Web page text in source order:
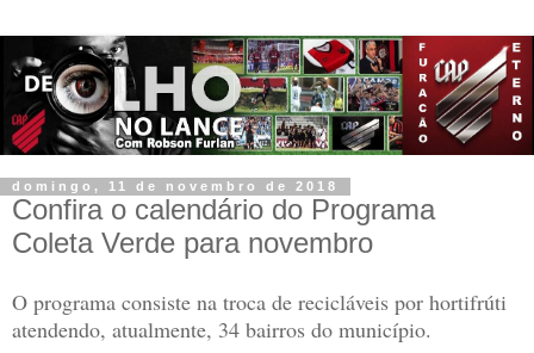
domingo, 11 de novembro de 2018
Confira o calendário do Programa
Coleta Verde para novembro
O programa consiste na troca de recicláveis por hortifrúti
atendendo, atualmente, 34 bairros do município.